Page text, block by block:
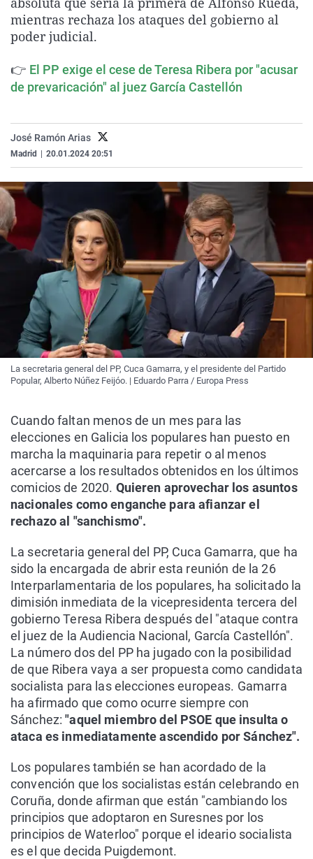
La rosa de los vientos
Caso
Operación Viuda
Extremadura
Navarra
Virales
mientras rechaza los ataques del gobierno al
poder judicial.
👉 El PP exige el cese de Teresa Ribera por "acusar
de prevaricación" al juez García Castellón
José Ramón Arias
Madrid 20.01.2024 20:51
La secretaria general del PP, Cuca Gamarra, y el presidente del Partido
Popular, Alberto Núñez Feijóo. | Eduardo Parra / Europa Press
Cuando faltan menos de un mes para las
elecciones en Galicia los populares han puesto en
marcha la maquinaria para repetir o al menos
acercarse a los resultados obtenidos en los últimos
comicios de 2020. Quieren aprovechar los asuntos
nacionales como enganche para afianzar el
rechazo al "sanchismo".
La secretaria general del PP, Cuca Gamarra, que ha
sido la encargada de abrir esta reunión de la 26
Interparlamentaria de los populares, ha solicitado la
dimisión inmediata de la vicepresidenta tercera del
gobierno Teresa Ribera después del "ataque contra
el juez de la Audiencia Nacional, García Castellón".
La número dos del PP ha jugado con la posibilidad
de que Ribera vaya a ser propuesta como candidata
socialista para las elecciones europeas. Gamarra
ha afirmado que como ocurre siempre con
Sánchez:"aquel miembro del PSOE que insulta o
ataca es inmediatamente ascendido por Sánchez".
Los populares también se han acordado de la
convención que los socialistas están celebrando en
Coruña, donde afirman que están "cambiando los
principios que adoptaron en Suresnes por los
principios de Waterloo" porque el ideario socialista
es el que decida Puigdemont.